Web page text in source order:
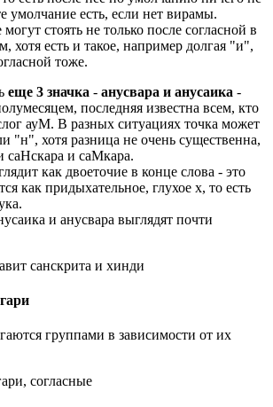
умолчание есть, если нет вирамы.
стоять не только после согласной в
хотя есть и такое, например долгая "и",
тоже.
еще 3 значка - анусвара и анусаика -
последняя известна всем, кто
ауМ. В разных ситуациях точка может
"н", хотя разница не очень существенна,
и саМкара.
как двоеточие в конце слова - это
как придыхательное, глухое х, то есть
и анусвара выглядят почти
группами в зависимости от их